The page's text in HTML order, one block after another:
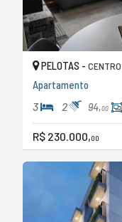
PELOTAS - CENTRO
Apartamento
3 2 94,00
R$ 230.000,00